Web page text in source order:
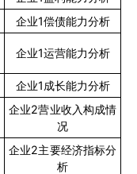
企业1偿债能力分析
企业1运营能力分析
企业1成长能力分析
企业2营业收入构成情
况
企业2主要经济指标分
析